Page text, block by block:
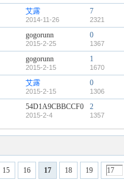
艾露
2014-11-26
7
2321
gogorunn
2015-2-25
0
1367
gogorunn
2015-2-15
1
1670
艾露
2015-2-15
0
1306
54D1A9CBBCCF0
2015-2-4
2
1357
15 16 17 18 19